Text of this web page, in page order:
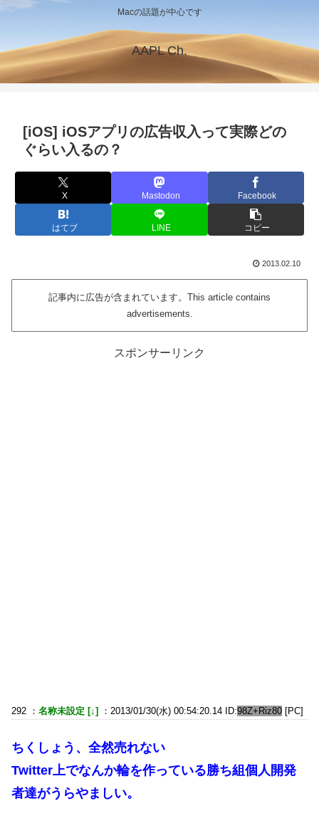
Macの話題が中心です
AAPL Ch.
[iOS] iOSアプリの広告収入って実際どの
ぐらい入るの？
X Mastodon Facebook
はてブ LINE コピー
2013.02.10
記事内に広告が含まれています。This article contains
advertisements.
スポンサーリンク
292 ： 名称未設定 [↓] ：2013/01/30(水) 00:54:20.14 ID:98Z+Riz80 [PC]
ちくしょう、全然売れない
Twitter上でなんか輪を作っている勝ち組個人開発
者達がうらやましい。